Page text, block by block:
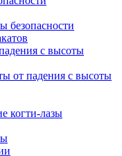
безопасности
с высоты
от падения с высоты
когти-лазы